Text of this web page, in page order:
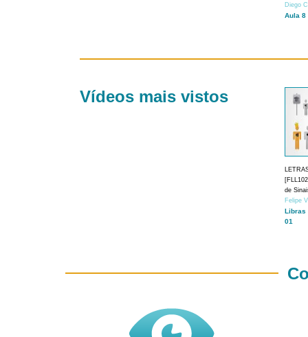
Diego
Aula 8
Vídeos mais vistos
de
Felipe
Libras
01